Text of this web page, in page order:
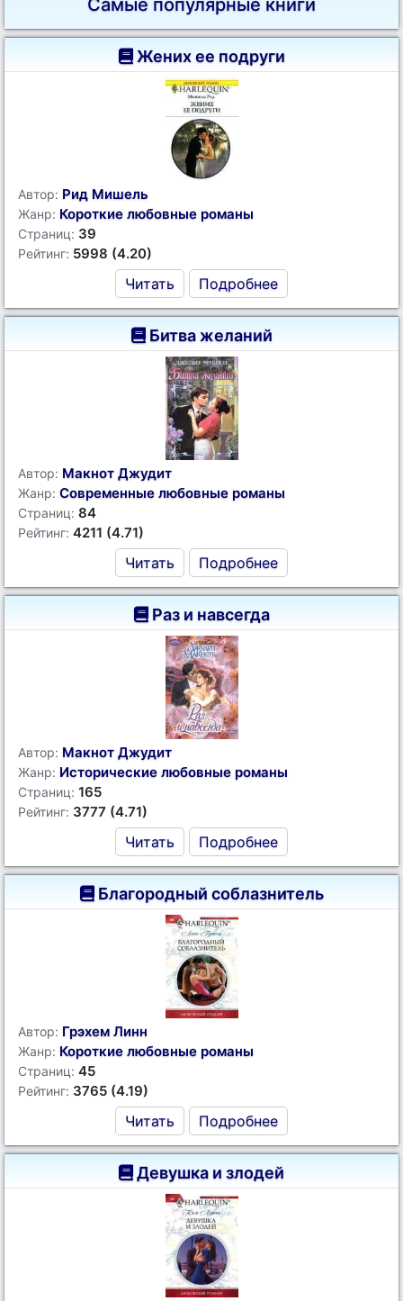
Самые популярные книги
Жених ее подруги
Автор: Рид Мишель
Жанр: Короткие любовные романы
Страниц: 39
Рейтинг: 5998 (4.20)
Читать Подробнее
Битва желаний
Автор: Макнот Джудит
Жанр: Современные любовные романы
Страниц: 84
Рейтинг: 4211 (4.71)
Читать Подробнее
Раз и навсегда
Автор: Макнот Джудит
Жанр: Исторические любовные романы
Страниц: 165
Рейтинг: 3777 (4.71)
Читать Подробнее
Благородный соблазнитель
Автор: Грэхем Линн
Жанр: Короткие любовные романы
Страниц: 45
Рейтинг: 3765 (4.19)
Читать Подробнее
Девушка и злодей